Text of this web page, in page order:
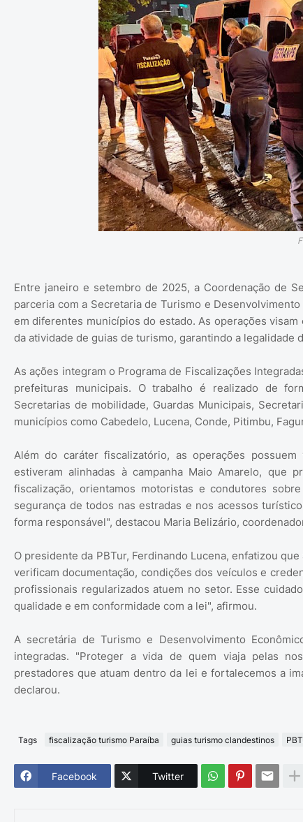
Entre janeiro e setembro de 2025, a Coordenação de
parceria com a Secretaria de Turismo e
em diferentes municípios do estado. As operações
da atividade de guias de turismo, garantindo a
As ações integram o Programa de Fiscalizações
prefeituras municipais. O trabalho é realizado de
Secretarias de mobilidade, Guardas Municipais,
municípios como Cabedelo, Lucena, Conde, Pitimbu,
Além do caráter fiscalizatório, as operações
estiveram alinhadas à campanha Maio Amarelo, que
fiscalização, orientamos motoristas e condutores
segurança de todos nas estradas e nos acessos
forma responsável", destacou Maria Belizário,
O presidente da PBTur, Ferdinando Lucena, enfatizou
verificam documentação, condições dos veículos e
profissionais regularizados atuem no setor. Esse
qualidade e em conformidade com a lei", afirmou.
A secretária de Turismo e Desenvolvimento
integradas. "Proteger a vida de quem viaja pelas
prestadores que atuam dentro da lei e fortalecemos a
declarou.
Tags fiscalização turismo Paraíba guias turismo clandestinos
Facebook Twitter